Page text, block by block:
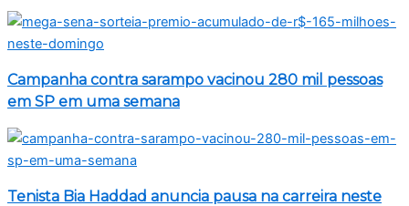
Campanha contra sarampo vacinou 280 mil pessoas
em SP em uma semana
Tenista Bia Haddad anuncia pausa na carreira neste